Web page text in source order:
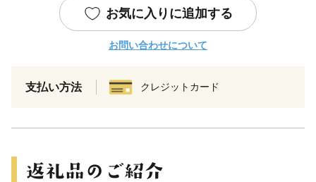
お気に入りに追加する
お問い合わせについて
支払い方法 クレジットカード